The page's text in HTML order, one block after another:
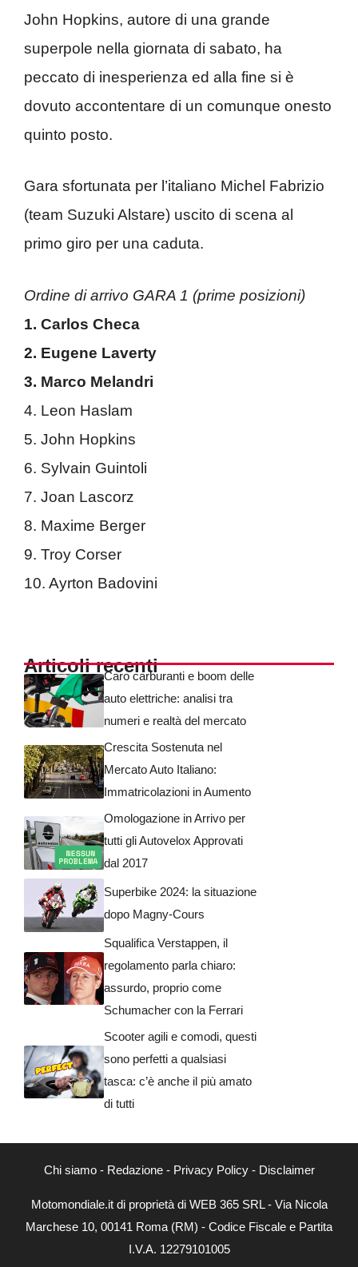
John Hopkins, autore di una grande
superpole nella giornata di sabato, ha
peccato di inesperienza ed alla fine si è
dovuto accontentare di un comunque onesto
quinto posto.
Gara sfortunata per l’italiano Michel Fabrizio
(team Suzuki Alstare) uscito di scena al
primo giro per una caduta.
Ordine di arrivo GARA 1 (prime posizioni)
1. Carlos Checa
2. Eugene Laverty
3. Marco Melandri
4. Leon Haslam
5. John Hopkins
6. Sylvain Guintoli
7. Joan Lascorz
8. Maxime Berger
9. Troy Corser
10. Ayrton Badovini
Articoli recentiCaro carburanti e boom delle
auto elettriche: analisi tra
numeri e realtà del mercato
Crescita Sostenuta nel
Mercato Auto Italiano:
Immatricolazioni in Aumento
Omologazione in Arrivo per
tutti gli Autovelox Approvati
dal 2017
Superbike 2024: la situazione
dopo Magny-Cours
Squalifica Verstappen, il
regolamento parla chiaro:
assurdo, proprio come
Schumacher con la Ferrari
Scooter agili e comodi, questi
sono perfetti a qualsiasi
tasca: c’è anche il più amato
di tutti
Chi siamo- Redazione- Privacy Policy- Disclaimer
Motomondiale.it di proprietà di WEB 365 SRL - Via Nicola
Marchese 10, 00141 Roma (RM) - Codice Fiscale e Partita
I.V.A. 12279101005